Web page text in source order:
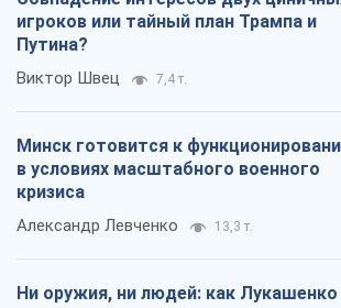
игроков или тайный план Трампа и
Путина?
Виктор Швец 7,4 т.
Минск готовится к
в условиях масштабного военного
кризиса
Александр Левченко 13,3 т.
Ни оружия, ни людей: как Лукашенко